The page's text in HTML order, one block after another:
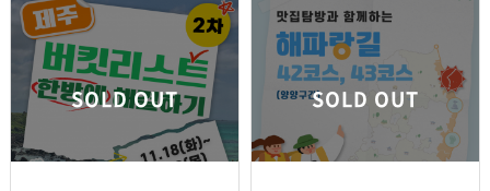
SOLD OUT SOLD OUT